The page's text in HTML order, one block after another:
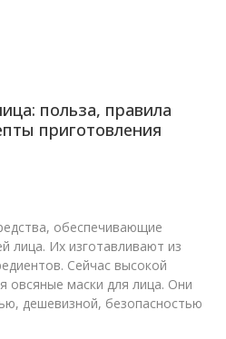
польза, правила
приготовления
обеспечивающие
лица. Их изготавливают из
Сейчас высокой
овсяные маски для лица. Они
дешевизной, безопасностью